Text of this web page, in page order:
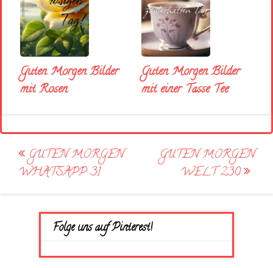
Guten Morgen Bilder
mit Rosen
Guten Morgen Bilder
mit einer Tasse Tee
Post
navigation
GUTEN MORGEN
WHATSAPP 31
GUTEN MORGEN
WELT 230
Folge uns auf Pinterest!